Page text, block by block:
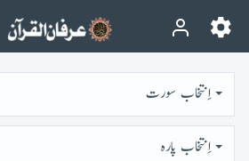
اِنتخاب سورت
اِنتخاب پارہ